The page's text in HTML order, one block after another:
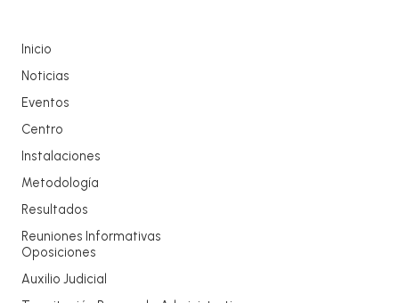
Inicio
Noticias
Eventos
Centro
Instalaciones
Metodología
Resultados
Reuniones Informativas
Oposiciones
Auxilio Judicial